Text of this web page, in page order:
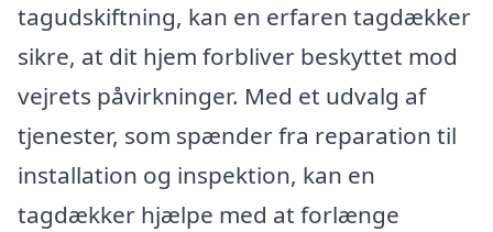
tagudskiftning, kan en erfaren tagdækker
sikre, at dit hjem forbliver beskyttet mod
vejrets påvirkninger. Med et udvalg af
tjenester, som spænder fra reparation til
installation og inspektion, kan en
tagdækker hjælpe med at forlænge